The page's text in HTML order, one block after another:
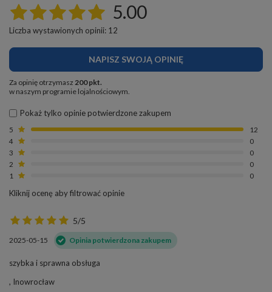
5.00
Liczba wystawionych opinii: 12
NAPISZ SWOJĄ OPINIĘ
Za opinię otrzymasz 200 pkt.
w naszym programie lojalnościowym.
Pokaż tylko opinie potwierdzone zakupem
5
12
4
0
3
0
2
0
1
0
Kliknij ocenę aby filtrować opinie
5/5
2025-05-15 Opinia potwierdzona zakupem
szybka i sprawna obsługa
, Inowrocław